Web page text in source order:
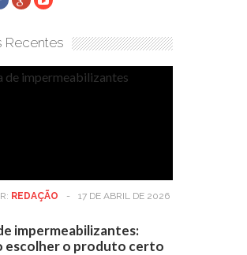
Recentes
REDAÇÃO - 17 DE ABRIL DE 2026
impermeabilizantes:
escolher o produto certo